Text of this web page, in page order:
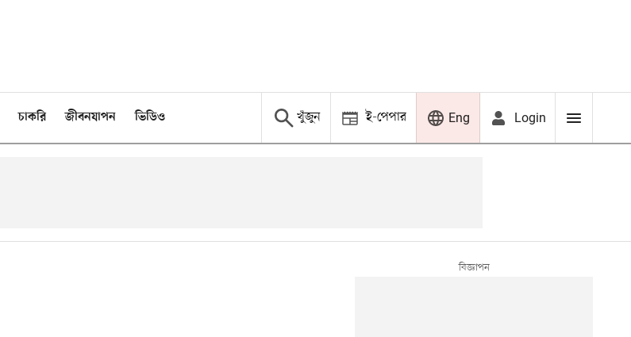
চাকরি জীবনযাপন ভিডিও খুঁজুন ই-পেপার Eng Login